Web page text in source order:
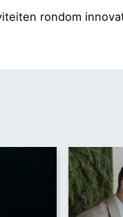
rondom